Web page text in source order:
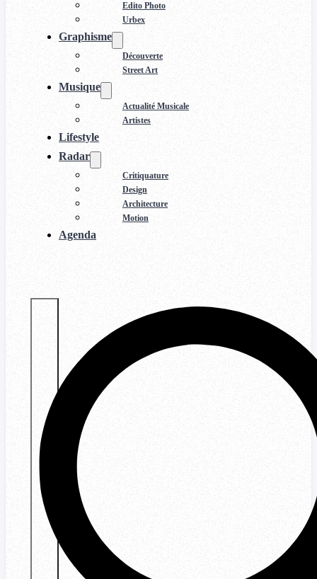
Edito Photo
Urbex
Graphisme
Découverte
Street Art
Musique
Actualité Musicale
Artistes
Lifestyle
Radar
Critiquature
Design
Architecture
Motion
Agenda